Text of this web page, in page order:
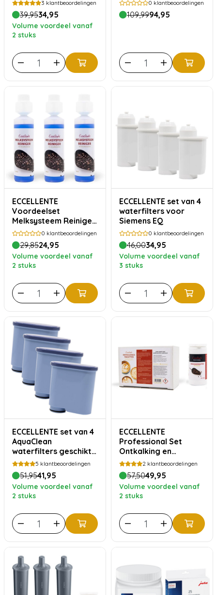
3 klantbeoordelingen
39,9534,95
Volume voordeel vanaf
2 stuks
0 klantbeoordelingen
109,9994,95
ECCELLENTE
Voordeelset
Melksysteem Reiniger
voor Jura
0 klantbeoordelingen
29,8524,95
Volume voordeel vanaf
2 stuks
ECCELLENTE set van 4
waterfilters voor
Siemens EQ
0 klantbeoordelingen
46,0034,95
Volume voordeel vanaf
3 stuks
ECCELLENTE set van 4
AquaClean
waterfilters geschikt
voor Philips Saeco
5 klantbeoordelingen
51,9541,95
Volume voordeel vanaf
2 stuks
ECCELLENTE
Professional Set
Ontkalking en
Reiniging voor JURA
2 klantbeoordelingen
57,5049,95
Volume voordeel vanaf
2 stuks